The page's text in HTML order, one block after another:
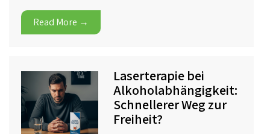
Read More →
Laserterapie bei
Alkoholabhängigkeit:
Schnellerer Weg zur
Freiheit?